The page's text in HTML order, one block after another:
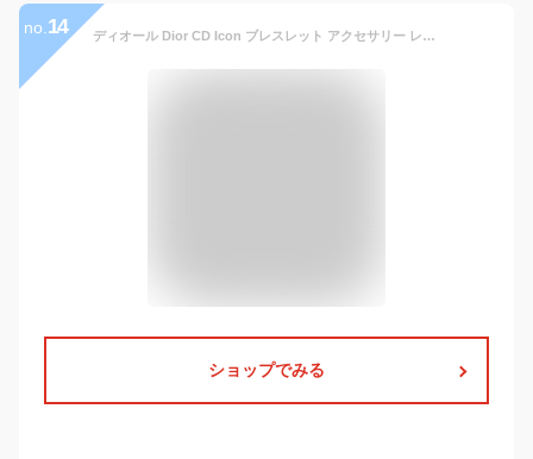
no. 14 ディオール Dior CD Icon ブレスレット アクセサリー レザー ステンレススチール ブラック系 / シルバー系 B2901HOMLE801L 【新品】
ショップでみる